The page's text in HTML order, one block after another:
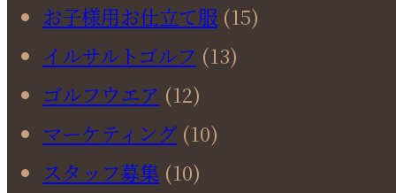
お子様用お仕立て服 (15)
イルサルトゴルフ (13)
ゴルフウエア (12)
マーケティング(10)
スタッフ募集 (10)